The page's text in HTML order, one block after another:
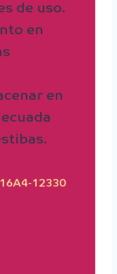
de uso.
en
en
16A4-12330